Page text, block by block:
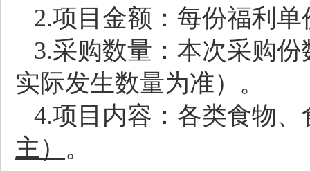
2.项目金额：每份福利单
3.采购数量：本次采购份
实际发生数量为准）。
4.项目内容：各类食物、
主） 。